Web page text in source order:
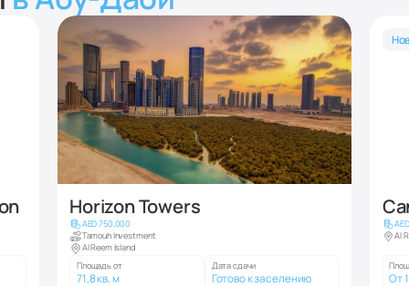
Horizon Towers
AED 750,000
Tamouh Investment
Al Reem Island
Площадь от
71,8 кв. м
Дата сдачи
Готово к заселению
Al
От